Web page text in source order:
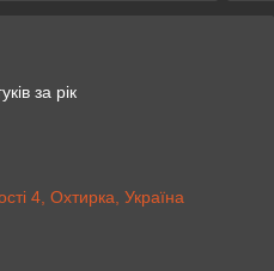
за рік
4, Охтирка, Україна